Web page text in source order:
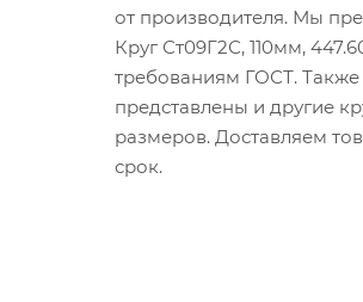
от производителя. Мы
Круг Ст09Г2С, 110мм,
требованиям ГОСТ.
представлены и другие
размеров. Доставляем
срок.